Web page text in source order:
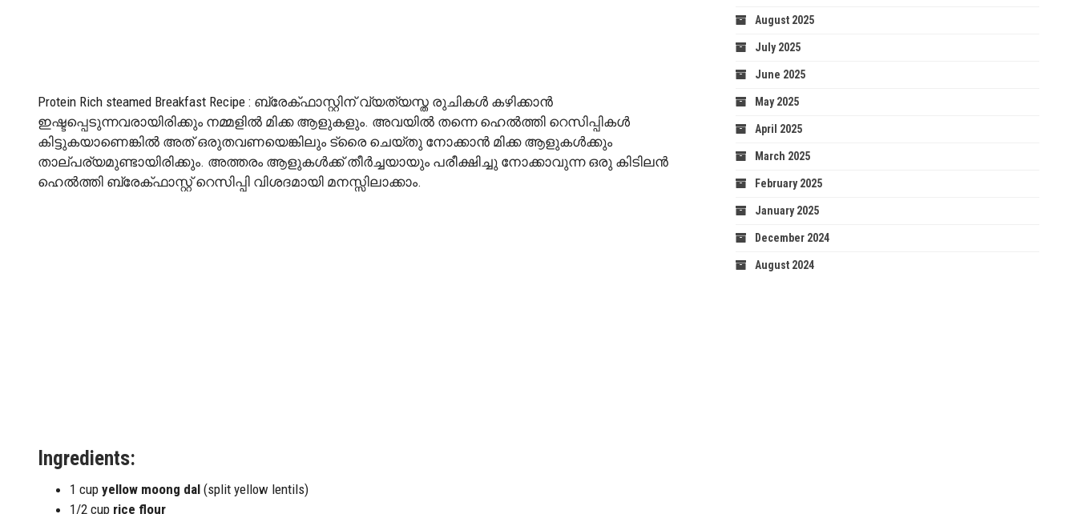
Protein Rich steamed Breakfast Recipe : ബ്രേക്ഫാസ്റ്റിന് വ്യത്യസ്ത രുചികൾ കഴിക്കാൻ
ഇഷ്ടപ്പെടുന്നവരായിരിക്കും നമ്മളിൽ മിക്ക ആളുകളും. അവയിൽ തന്നെ ഹെൽത്തി റെസിപ്പികൾ
കിട്ടുകയാണെങ്കിൽ അത് ഒരുതവണയെങ്കിലും ട്രൈ ചെയ്തു നോക്കാൻ മിക്ക ആളുകൾക്കും
താല്പര്യമുണ്ടായിരിക്കും. അത്തരം ആളുകൾക്ക് തീർച്ചയായും പരീക്ഷിച്ചു നോക്കാവുന്ന ഒരു കിടിലൻ
ഹെൽത്തി ബ്രേക്ഫാസ്റ്റ് റെസിപ്പി വിശദമായി മനസ്സിലാക്കാം.
Ingredients:
1 cup yellow moong dal (split yellow lentils)
1/2 cup rice flour
August 2025
July 2025
June 2025
May 2025
April 2025
March 2025
February 2025
January 2025
December 2024
August 2024